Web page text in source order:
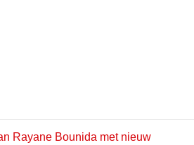
Rayane Bounida met nieuw